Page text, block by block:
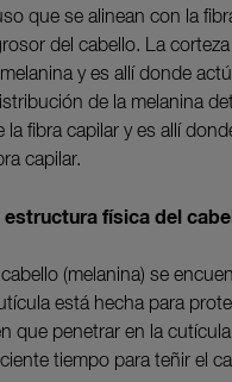
que se alinean con la
del cabello. La corteza
y es allí donde
de la melanina
fibra capilar y es allí
capilar.
estructura física del
(melanina) se
está hecha para
que penetrar en la
tiempo para teñir el